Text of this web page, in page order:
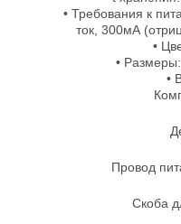
• Требования к
ток, 300мА
•
•
•
Провод
Скоба